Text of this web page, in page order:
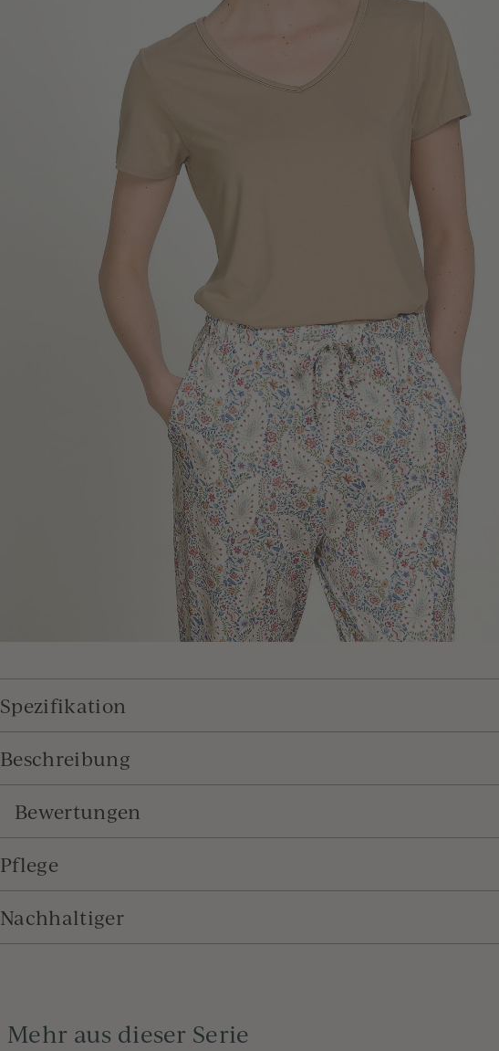
Spezifikation
Beschreibung
Bewertungen
Pflege
Nachhaltiger
Mehr aus dieser Serie